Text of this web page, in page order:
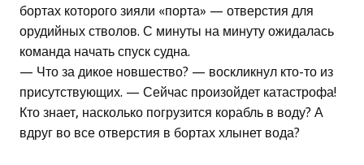
бортах которого зияли «порта» — отверстия для
орудийных стволов. С минуты на минуту ожидалась
команда начать спуск судна.
— Что за дикое новшество? — воскликнул кто-то из
присутствующих. — Сейчас произойдет катастрофа!
Кто знает, насколько погрузится корабль в воду? А
вдруг во все отверстия в бортах хлынет вода?